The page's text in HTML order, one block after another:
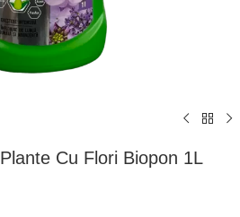
Cu Flori Biopon 1L